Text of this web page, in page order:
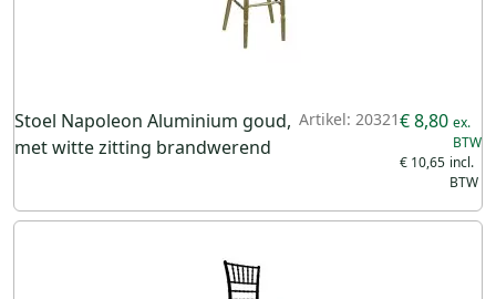
Stoel Napoleon Aluminium goud,
met witte zitting brandwerend
Artikel: 20321
€ 10,65
€ 8,80